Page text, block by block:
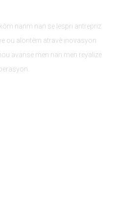
nanm nan se lespri antrepriz
ou alontèm atravè inovasyon
avanse men nan men reyalize